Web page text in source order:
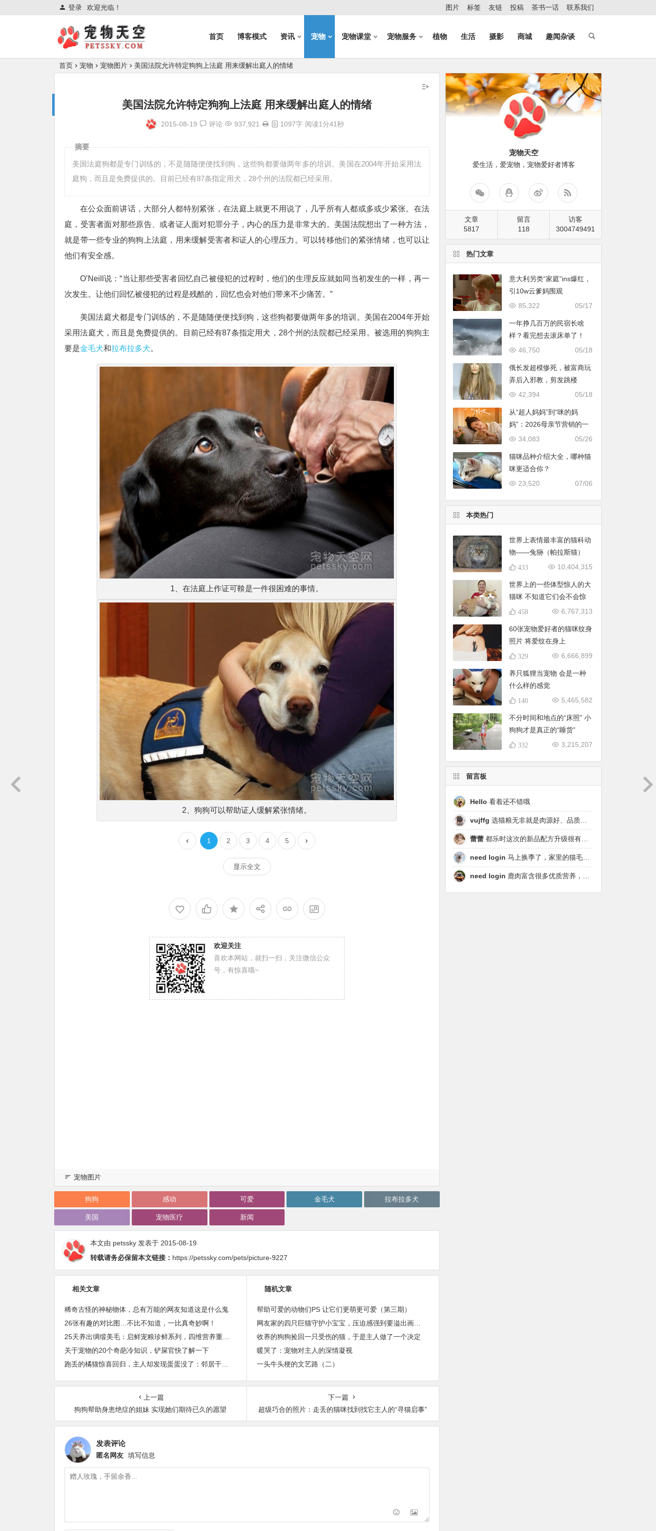
欢迎光临！
登录 图片 标签 友链 投稿 茶书一话 联系我们
首页 博客模式 资讯 宠物 宠物课堂 宠物服务 植物 生活 摄影 商城 趣闻杂谈
首页 宠物 宠物图片 美国法院允许特定狗狗上法庭 用来缓解出庭人的情绪
美国法院允许特定狗狗上法庭 用来缓解出庭人的情绪
2015-08-19 评论 937,921 1097字 阅读1分41秒
摘要
美国法庭狗都是专门训练的，不是随随便便找到狗，这些狗都要做两年多的培训。美国在2004年开始采用法
庭狗，而且是免费提供的。目前已经有87条指定用犬，28个州的法院都已经采用。
在公众面前讲话，大部分人都特别紧张，在法庭上就更不用说了，几乎所有人都或多或少紧张。在法
庭，受害者面对那些原告、或者证人面对犯罪分子，内心的压力是非常大的。美国法院想出了一种方法，
就是带一些专业的狗狗上法庭，用来缓解受害者和证人的心理压力。可以转移他们的紧张情绪，也可以让
他们有安全感。
O’Neill说：“当让那些受害者回忆自己被侵犯的过程时，他们的生理反应就如同当初发生的一样，再一
次发生。让他们回忆被侵犯的过程是残酷的，回忆也会对他们带来不少痛苦。”
美国法庭犬都是专门训练的，不是随随便便找到狗，这些狗都要做两年多的培训。美国在2004年开始
采用法庭犬，而且是免费提供的。目前已经有87条指定用犬，28个州的法院都已经采用。被选用的狗狗主
要是金毛犬和拉布拉多犬。
1、在法庭上作证可鞥是一件很困难的事情。
2、狗狗可以帮助证人缓解紧张情绪。
1 2 3 4 5
显示全文
欢迎关注
喜欢本网站，就扫一扫，关注微信公众
号，有惊喜哦~
宠物图片
狗狗 感动 可爱 金毛犬 拉布拉多犬
美国 宠物医疗 新闻
本文由 petssky 发表于 2015-08-19
转载请务必保留本文链接： https://petssky.com/pets/picture-9227
相关文章
稀奇古怪的神秘物体，总有万能的网友知道这是什么鬼
26张有趣的对比图…不比不知道，一比真奇妙啊！
关于宠物的20个奇葩冷知识，铲屎官快了解一下
随机文章
帮助可爱的动物们PS 让它们更萌更可爱（第三期）
网友家的四只巨猫守护小宝宝，压迫感强到要溢出画面了！
收养的狗狗捡回一只受伤的猫，于是主人做了一个决定
暖哭了：宠物对主人的深情凝视
一头牛头梗的文艺路（二）
上一篇
狗狗帮助身患绝症的姐妹 实现她们期待已久的愿望
下一篇
超级巧合的照片：走丢的猫咪找到找它主人的“寻猫启事”
发表评论
匿名网友 填写信息
宠物天空
爱生活，爱宠物，宠物爱好者博客
文章
5817
留言
118
访客
3004749491
热门文章
意大利另类“家庭”ins爆红，
引10w云爹妈围观
05/17
85,322
一年挣几百万的民宿长啥
样？看完想去滚床单了！
05/18
46,750
俄长发超模惨死，被富商玩
弄后入邪教，剪发跳楼
05/18
42,394
从“超人妈妈”到“咪的妈
妈”：2026母亲节营销的一
次温情破题
05/26
34,083
猫咪品种介绍大全，哪种猫
咪更适合你？
07/06
23,520
本类热门
世界上表情最丰富的猫科动
物——兔狲（帕拉斯猫）
10,404,315
433
世界上的一些体型惊人的大
猫咪 不知道它们会不会惊
到你
6,767,313
458
60张宠物爱好者的猫咪纹身
照片 将爱纹在身上
6,666,899
329
养只狐狸当宠物 会是一种
什么样的感觉
5,465,582
140
不分时间和地点的“床照” 小
狗狗才是真正的“睡货”
3,215,207
332
留言板
Hello 看着还不错哦
vujffg 选猫粮无非就是肉源好、品质好、工艺好，都乐时磷虾鹿肉烘焙粮真的可以闭眼冲了！
蕾蕾 都乐时这次的新品配方升级很有针对性，从原料溯源到营养配比都踩中了当下高端市场的需求点，期待后续的区域代理政策。
need login 马上换季了，家里的猫毛又要多起来了……太需要像都乐时这种28天就能改善毛发的产品！
need login 鹿肉富含很多优质营养，磷虾油对毛发改善也很明显，都乐时太懂铲屎官想要什么了